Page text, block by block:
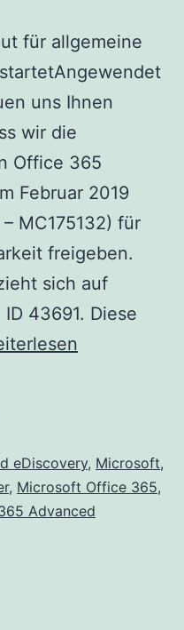
für allgemeine
uns Ihnen
wir die
Office 365
Februar 2019
MC175132) für
freigeben.
sich auf
43691. Diese
eDiscovery, Microsoft,
, Microsoft Office 365,
Advanced